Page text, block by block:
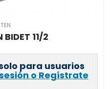
BIDET 11/2
para usuarios
o Regístrate